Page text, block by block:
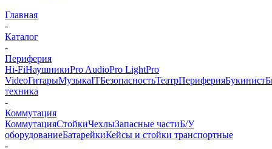
Главная
-
Каталог
-
Периферия
Hi-FiНаушникиPro AudioPro LightPro
VideoГитарыМузыкаITБезопасностьТеатрПериферияБукинист
техника
-
Коммутация
КоммутацияСтойкиЧехлыЗапасные частиБ/У
оборудованиеБатарейкиКейсы и стойки транспортные
-